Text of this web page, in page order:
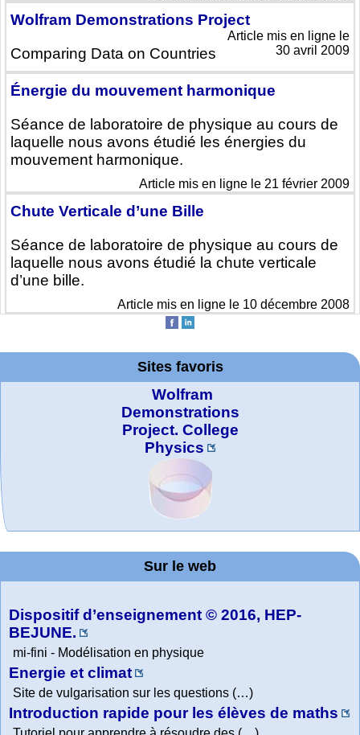
Wolfram Demonstrations Project
Comparing Data on Countries
Article mis en ligne le
30 avril 2009
Énergie du mouvement harmonique
Séance de laboratoire de physique au cours de
laquelle nous avons étudié les énergies du
mouvement harmonique.
Article mis en ligne le 21 février 2009
Chute Verticale d’une Bille
Séance de laboratoire de physique au cours de
laquelle nous avons étudié la chute verticale
d’une bille.
Article mis en ligne le 10 décembre 2008
Sites favoris
Wolfram web
resources
Wolfram
Demonstrations
Project. College
Physics
La société 2018
expliquée à mon
grand-père
MATHCURVE.CO
M
Online math
practice and
lessons
Office fédéral de
la statistique
WolframTones :
Generate a
Composition
Arts-Scènes
TED Talks
Wolfram
Education Portal
Sur le web
Dispositif d’enseignement © 2016, HEP-
BEJUNE.
mi-fini - Modélisation en physique
Energie et climat
Site de vulgarisation sur les questions (…)
Introduction rapide pour les élèves de maths